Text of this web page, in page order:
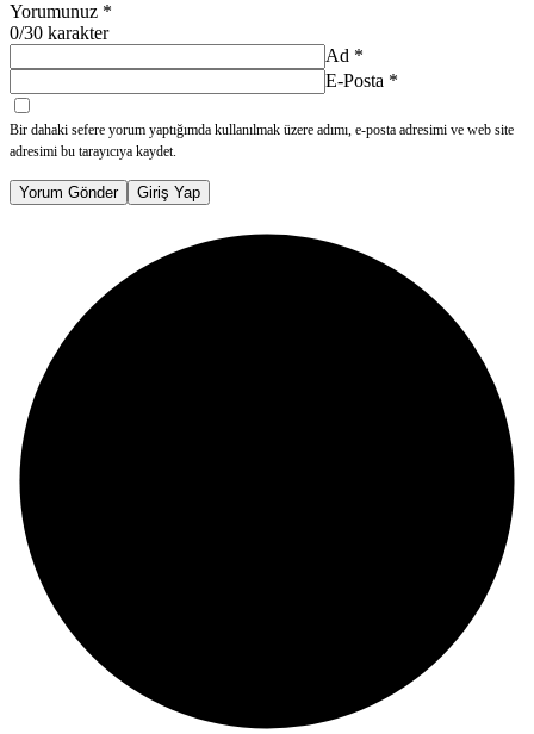
Yorumunuz *
0/30 karakter
Ad *
E-Posta *
Bir dahaki sefere yorum yaptığımda kullanılmak üzere adımı, e-posta adresimi ve web site
adresimi bu tarayıcıya kaydet.
Yorum Gönder Giriş Yap